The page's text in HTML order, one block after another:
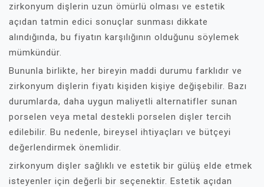
zirkonyum dişlerin uzun ömürlü olması ve estetik
açıdan tatmin edici sonuçlar sunması dikkate
alındığında, bu fiyatın karşılığının olduğunu söylemek
mümkündür.
Bununla birlikte, her bireyin maddi durumu farklıdır ve
zirkonyum dişlerin fiyatı kişiden kişiye değişebilir. Bazı
durumlarda, daha uygun maliyetli alternatifler sunan
porselen veya metal destekli porselen dişler tercih
edilebilir. Bu nedenle, bireysel ihtiyaçları ve bütçeyi
değerlendirmek önemlidir.
zirkonyum dişler sağlıklı ve estetik bir gülüş elde etmek
isteyenler için değerli bir seçenektir. Estetik açıdan